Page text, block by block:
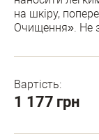
на шкіру,
Очищення». Не
Вартість:
1 177 грн